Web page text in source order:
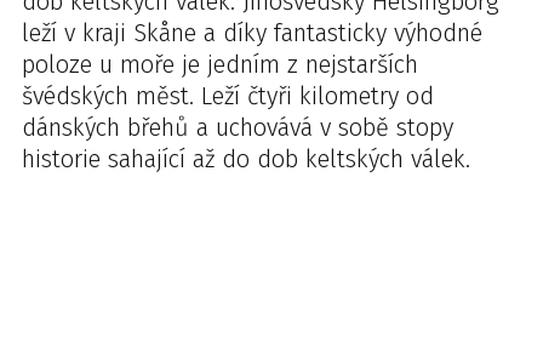
leží v kraji Skåne a díky fantasticky výhodné
poloze u moře je jedním z nejstarších
švédských měst. Leží čtyři kilometry od
dánských břehů a uchovává v sobě stopy
historie sahající až do dob keltských válek.